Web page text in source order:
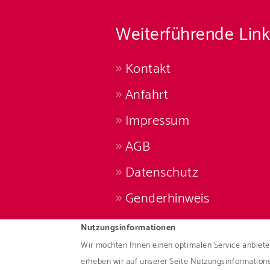
Nutzungsinformationen
Wir möchten Ihnen einen optimalen Service
erheben wir auf unserer Seite
Weiterführende
Kontakt
Anfahrt
Impressum
AGB
Datenschutz
Genderhinweis